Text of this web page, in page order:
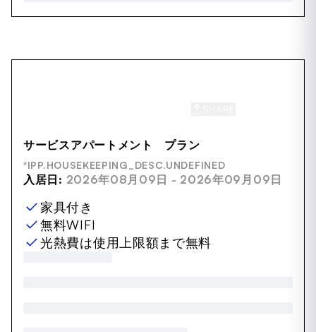
サービスアパートメント プラン
*IPP.HOUSEKEEPING_DESC.UNDEFINED
入居日: 2026年08月09日 - 2026年09月09日
家具付き
無料WIFI
光熱費は使用上限額まで無料